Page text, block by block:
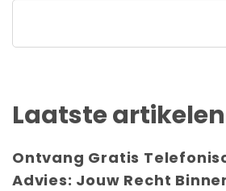
Laatste artikelen
Ontvang Gratis
Advies: Jouw Recht